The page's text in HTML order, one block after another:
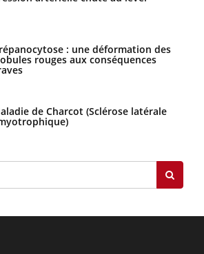
: une déformation des
rouges aux conséquences
de Charcot (Sclérose latérale